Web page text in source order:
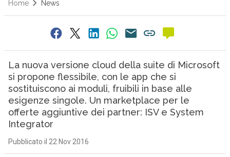
Home News
La nuova versione cloud della suite di Microsoft
si propone flessibile, con le app che si
sostituiscono ai moduli, fruibili in base alle
esigenze singole. Un marketplace per le
offerte aggiuntive dei partner: ISV e System
Integrator
Pubblicato il 22 Nov 2016